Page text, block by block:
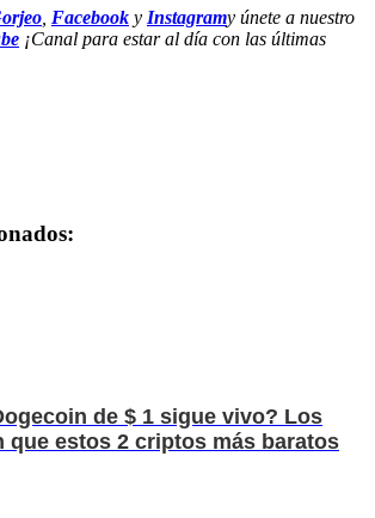
Facebook y Instagramy únete a nuestro
¡Canal para estar al día con las últimas
de $ 1 sigue vivo? Los
que estos 2 criptos más baratos